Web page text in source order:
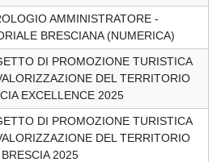
AMMINISTRATORE -
BRESCIANA (NUMERICA)
DI PROMOZIONE TURISTICA
DEL TERRITORIO
EXCELLENCE 2025
DI PROMOZIONE TURISTICA
DEL TERRITORIO
2025